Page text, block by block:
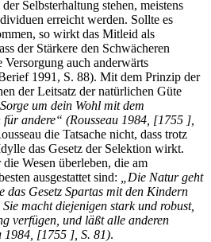
Selbsterhaltung stehen, meistens
erreicht werden. Sollte es
so wirkt das Mitleid als
der Stärkere den Schwächeren
Versorgung auch anderwärts
1991, S. 88). Mit dem Prinzip der
der Leitsatz der natürlichen Güte
„Sorge um dein Wohl mit dem
andere“ (Rousseau 1984, [1755 ],
die Tatsache nicht, dass trotz
das Gesetz der Selektion wirkt.
Wesen überleben, die am
ausgestattet sind:
„Die Natur geht
das Gesetz Spartas mit den Kindern
macht diejenigen stark und robust,
verfügen, und läßt alle anderen
1984, [1755 ], S. 81).